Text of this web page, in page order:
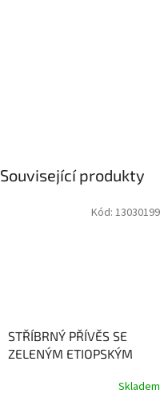
Související produkty
STŘÍBRNÝ PŘÍVĚS SE
ZELENÝM ETIOPSKÝM
něhy, vášně, důvěry aSkladem
Kód: 13030199